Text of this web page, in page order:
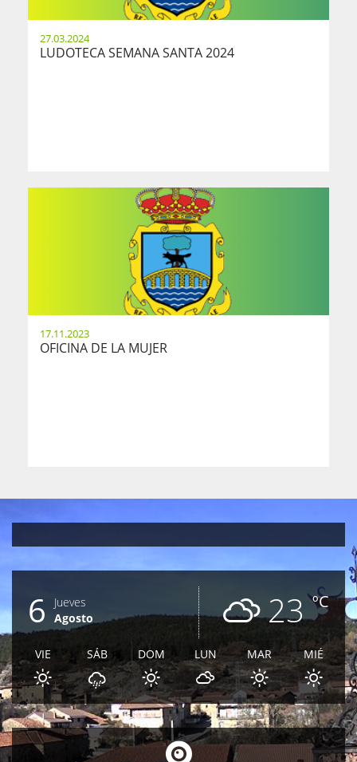
27.03.2024
LUDOTECA SEMANA SANTA 2024
17.11.2023
OFICINA DE LA MUJER
ºC
23
6
Jueves
Agosto
VIE SÁB DOM LUN MAR MIÉ